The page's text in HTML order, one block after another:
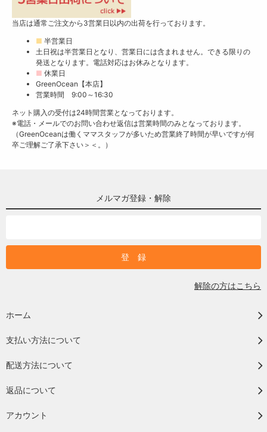
当店は通常ご注文から3営業日以内の出荷を行っております。
■ 半営業日
土日祝は半営業日となり、営業日には含まれません。できる限りの
発送となります。電話対応はお休みとなります。
■ 休業日
GreenOcean【本店】
営業時間 9:00～16:30
ネット購入の受付は24時間営業となっております。
※電話・メールでのお問い合わせ返信は営業時間のみとなっております。
（GreenOceanは働くママスタッフが多いため営業終了時間が早いですが何
卒ご理解ご了承下さい＞＜。）
メルマガ登録・解除
解除の方はこちら
ホーム
支払い方法について
配送方法について
返品について
アカウント